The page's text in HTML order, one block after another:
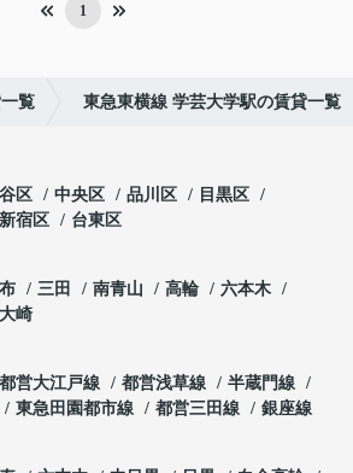
1
覧 東急東横線 学芸大学駅の賃貸一覧
区 中央区 品川区
目黒区
新宿区 台東区
三田 南青山 高輪
六本木
大崎
都営大江戸線 都営浅草線
半蔵門線
東急田園都市線 都営三田線 銀座線